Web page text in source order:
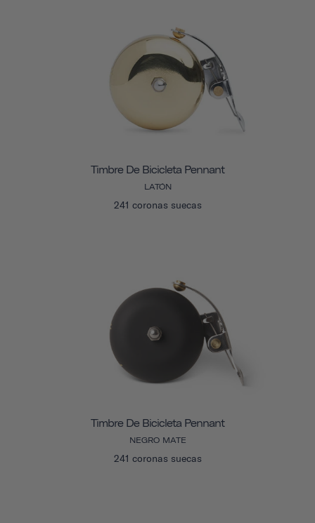
Timbre De Bicicleta Pennant
LATÓN
241 coronas suecas
Timbre De Bicicleta Pennant
NEGRO MATE
241 coronas suecas